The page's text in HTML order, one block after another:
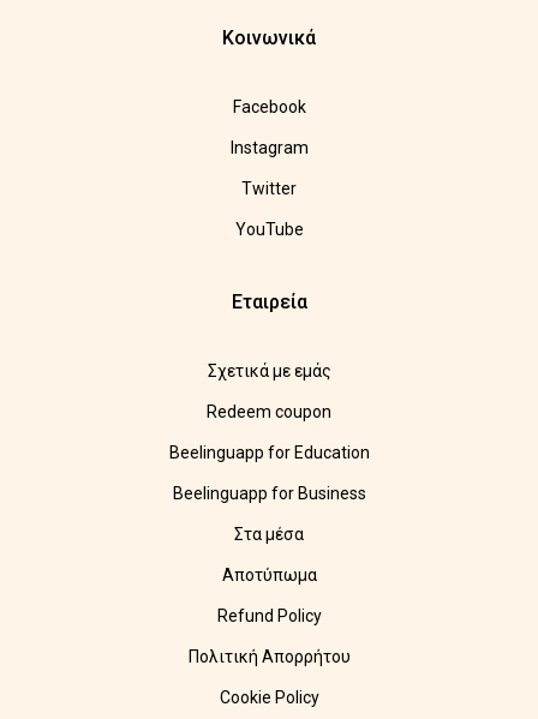
Κοινωνικά
Facebook
Instagram
Twitter
YouTube
Εταιρεία
Σχετικά με εμάς
Redeem coupon
Beelinguapp for Education
Beelinguapp for Business
Στα μέσα
Αποτύπωμα
Refund Policy
Πολιτική Απορρήτου
Cookie Policy